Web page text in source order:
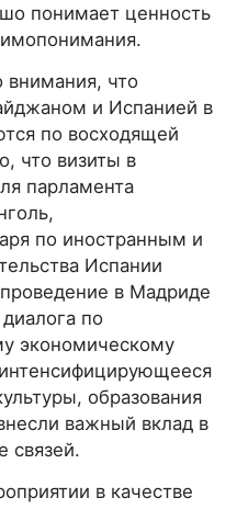
понимает ценность
внимания, что
и Испанией в
по восходящей
что визиты в
парламента
по иностранным и
Испании
в Мадриде
по
экономическому
образования
важный вклад в
связей.
в качестве